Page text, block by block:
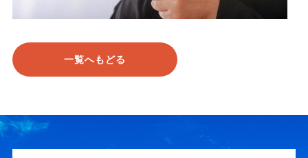
一覧へもどる